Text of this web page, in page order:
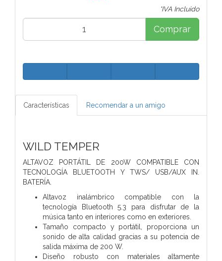
*IVA Incluido
Comprar
Características Recomendar a un amigo
WILD TEMPER
ALTAVOZ PORTÁTIL DE 200W COMPATIBLE CON
TECNOLOGÍA BLUETOOTH Y TWS/ USB/AUX IN.
BATERÍA.
Altavoz inalámbrico compatible con la
tecnología Bluetooth 5.3 para disfrutar de la
música tanto en interiores como en exteriores.
Tamaño compacto y portátil, proporciona un
sonido de alta calidad gracias a su potencia de
salida máxima de 200 W.
Diseño robusto con materiales altamente